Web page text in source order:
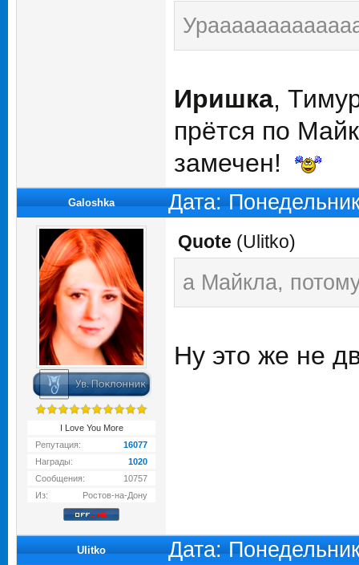
Иришка,
прётся по
замечен!
Galoshka Дата:
I Love You More
Репутация:
16077
Награды:
1020
Сообщения:
10757
Из:
Ростов-на-Дону
Quote (Ulitko)
а Майкла,
Ну это же не
Ulitko Дата: